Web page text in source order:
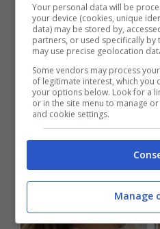
i giovani di Fratelli
un’inchiesta di
Your personal data will be
your device (cookies, unique
data) may be stored by,
partners, or used specifically by
may use precise geolocation
Some vendors may process
of legitimate interest, which you
your options below. Look for a
or in the site menu to manage
and cookie settings.
Manage